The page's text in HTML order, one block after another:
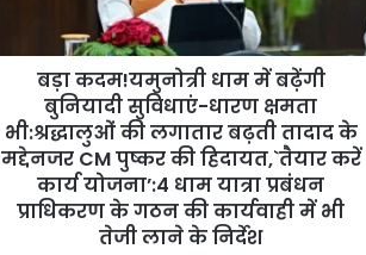
बड़ा कदम!यमुनोत्री धाम में बढ़ेंगी
बुनियादी सुविधाएं-धारण क्षमता
भी:श्रद्धालुओं की लगातार बढ़ती तादाद के
मद्देनजर CM पुष्कर की हिदायत,`तैयार करें
कार्य योजना’:4 धाम यात्रा प्रबंधन
प्राधिकरण के गठन की कार्यवाही में भी
तेजी लाने के निर्देश